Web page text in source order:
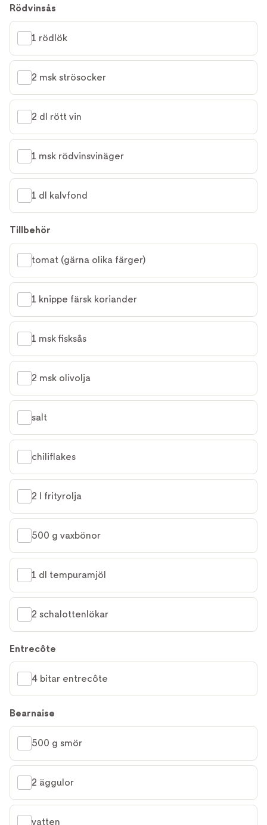
Rödvinsås
1 rödlök
2 msk strösocker
2 dl rött vin
1 msk rödvinsvinäger
1 dl kalvfond
Tillbehör
tomat (gärna olika färger)
1 knippe färsk koriander
1 msk fisksås
2 msk olivolja
salt
chiliflakes
2 l frityrolja
500 g vaxbönor
1 dl tempuramjöl
2 schalottenlökar
Entrecôte
4 bitar entrecôte
Bearnaise
500 g smör
2 äggulor
vatten